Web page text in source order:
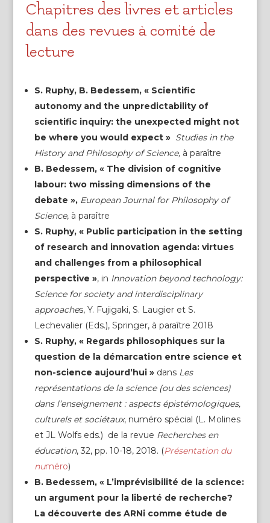
Chapitres des livres et articles
dans des revues à comité de
lecture
S. Ruphy, B. Bedessem, « Scientific
autonomy and the unpredictability of
scientific inquiry: the unexpected might not
be where you would expect » Studies in the
History and Philosophy of Science, à paraître
B. Bedessem, « The division of cognitive
labour: two missing dimensions of the
debate », European Journal for Philosophy of
Science, à paraître
S. Ruphy, « Public participation in the setting
of research and innovation agenda: virtues
and challenges from a philosophical
perspective », in Innovation beyond technology:
Science for society and interdisciplinary
approaches, Y. Fujigaki, S. Laugier et S.
Lechevalier (Eds.), Springer, à paraître 2018
S. Ruphy, « Regards philosophiques sur la
question de la démarcation entre science et
non-science aujourd’hui » dans Les
représentations de la science (ou des sciences)
dans l’enseignement : aspects épistémologiques,
culturels et sociétaux, numéro spécial (L. Molines
et JL Wolfs eds.) de la revue Recherches en
éducation, 32, pp. 10-18, 2018. (Présentation du
numéro)
B. Bedessem, « L’imprévisibilité de la science:
un argument pour la liberté de recherche?
La découverte des ARNi comme étude de